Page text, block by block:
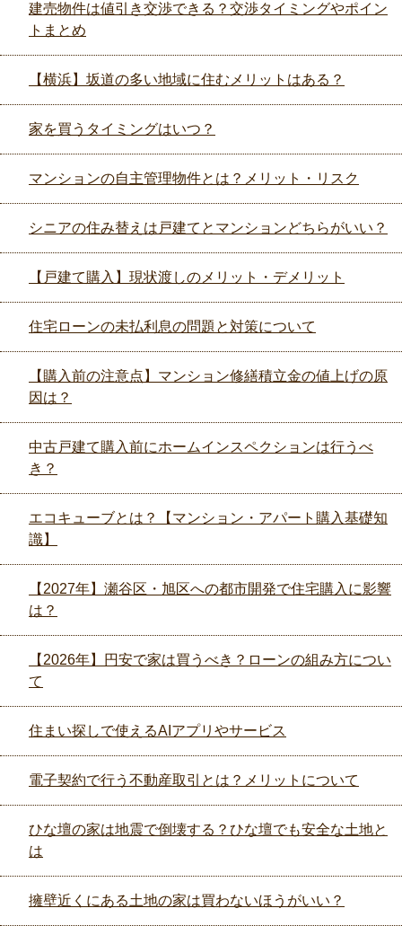
建売物件は値引き交渉できる？交渉タイミングやポイン
トまとめ
【横浜】坂道の多い地域に住むメリットはある？
家を買うタイミングはいつ？
マンションの自主管理物件とは？メリット・リスク
シニアの住み替えは戸建てとマンションどちらがいい？
【戸建て購入】現状渡しのメリット・デメリット
住宅ローンの未払利息の問題と対策について
【購入前の注意点】マンション修繕積立金の値上げの原
因は？
中古戸建て購入前にホームインスペクションは行うべ
き？
エコキューブとは？【マンション・アパート購入基礎知
識】
【2027年】瀬谷区・旭区への都市開発で住宅購入に影響
は？
【2026年】円安で家は買うべき？ローンの組み方につい
て
住まい探しで使えるAIアプリやサービス
電子契約で行う不動産取引とは？メリットについて
ひな壇の家は地震で倒壊する？ひな壇でも安全な土地と
は
擁壁近くにある土地の家は買わないほうがいい？